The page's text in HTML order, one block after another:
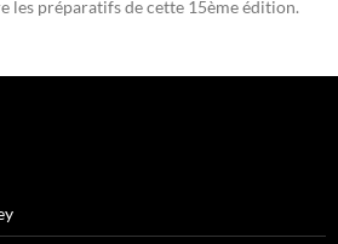
les préparatifs de cette 15ème édition.